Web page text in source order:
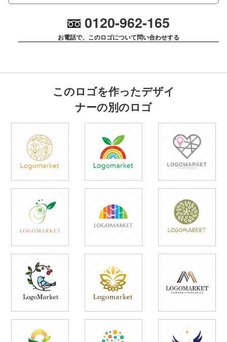
0120-962-165
お電話で、このロゴについて問い合わせする
このロゴを作ったデザイ
ナーの別のロゴ